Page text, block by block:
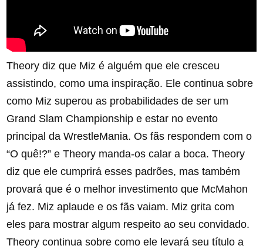
Theory diz que Miz é alguém que ele cresceu
assistindo, como uma inspiração. Ele continua sobre
como Miz superou as probabilidades de ser um
Grand Slam Championship e estar no evento
principal da WrestleMania. Os fãs respondem com o
“O quê!?” e Theory manda-os calar a boca. Theory
diz que ele cumprirá esses padrões, mas também
provará que é o melhor investimento que McMahon
já fez. Miz aplaude e os fãs vaiam. Miz grita com
eles para mostrar algum respeito ao seu convidado.
Theory continua sobre como ele levará seu título a